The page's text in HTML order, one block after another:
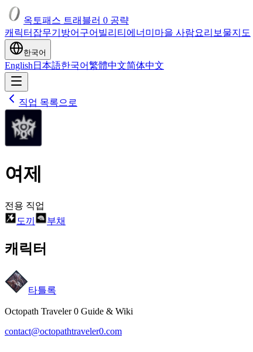
옥토패스 트래블러 0 공략
캐릭터 잡무기 방어구어빌리티 에너미 마을 사람요리 보물지도
한국어
English 日本語한국어繁體中文简体中文
직업 목록으로
여제
전용 직업
도끼
부채
캐릭터
타틀록
Octopath Traveler 0 Guide & Wiki
contact@octopathtraveler0.com